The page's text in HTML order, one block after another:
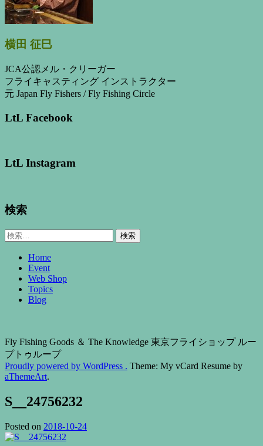
横田 征巳
JCA公認メル・クリーガー
フライキャスティング インストラクター
元 Japan Fly Fishers / Fly Fishing Circle
LtL Facebook
LtL Instagram
検索
検
Home
Event
Web Shop
Topics
Blog
Fly Fishing Goods ＆ The Knowledge 東京フライショップ ルー
プトゥループ
Proudly powered by WordPress . Theme: My vCard Resume by
aThemeArt.
S__24756232
Posted on 2018-10-24